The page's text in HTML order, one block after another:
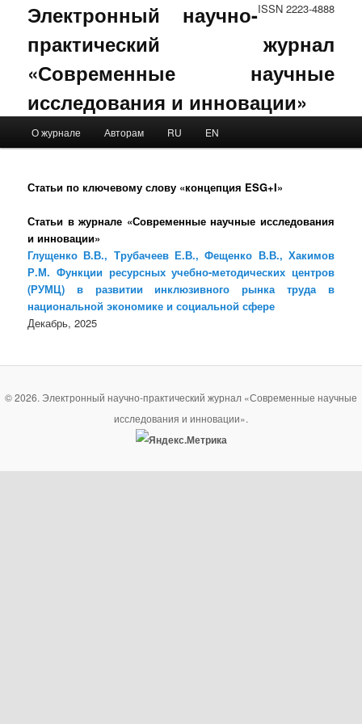
ISSN 2223-4888
Электронный научно-
практический журнал
«Современные научные
исследования и инновации»
Skip to primary content
Skip to secondary content
О журнале Авторам RU EN
Статьи по ключевому слову «концепция ESG+I»
Статьи в журнале «Современные научные исследования
и инновации»
Глущенко В.В., Трубачеев Е.В., Фещенко В.В., Хакимов
Р.М. Функции ресурсных учебно-методических центров
(РУМЦ) в развитии инклюзивного рынка труда в
национальной экономике и социальной сфере
Декабрь, 2025
© 2026. Электронный научно-практический журнал «Современные научные
исследования и инновации».